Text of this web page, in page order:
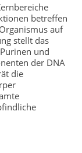
betreffen
auf
stellt das
und
der DNA
die